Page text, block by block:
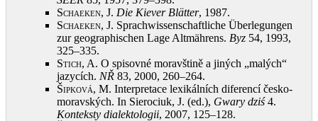
Schaeken, J. Die Kiever Blätter, 1987.
Schaeken, J. Sprachwissenschaftliche Überlegungen
zur geographischen Lage Altmährens. Byz 54, 1993,
325–335.
Stich, A. O spisovné moravštině a jiných „malých“
jazycích. NŘ 83, 2000, 260–264.
Šipková, M. Interpretace lexikálních diferencí česko-
moravských. In Sierociuk, J. (ed.), Gwary dziś4.
Konteksty dialektologii, 2007, 125–128.